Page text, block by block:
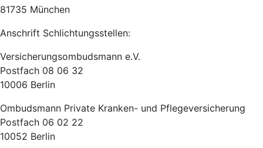
81735 München
Anschrift Schlichtungsstellen:
Versicherungsombudsmann e.V.
Postfach 08 06 32
10006 Berlin
Ombudsmann Private Kranken- und Pflegeversicherung
Postfach 06 02 22
10052 Berlin